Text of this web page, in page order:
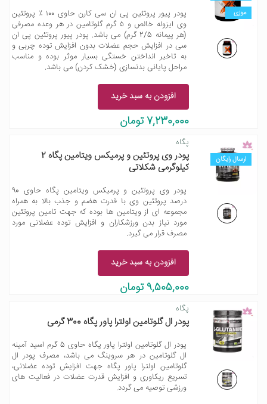
موزی
پودر پیور پروتئین پی ان سی کارن حاوی ١٠٠ ٪ پروتئین
وی ایزوله خالص و ۵ گرم گلوتامین در هر وعده مصرفی
(هر پیمانه 2/5 گرم) می باشد. پودر پیور پروتئین پی ان
سی در افزایش حجم عضلات بدون افزایش توده چربی و
به تاخیر انداختن خستگی بسیار موثر بوده و مناسب
مراحل پایانی بدنسازی (خشک کردن) می باشد.
افزودن به سبد خرید
7,230,000 تومان
ارسال رایگان
پگاه
پودر وی پروتئین و پرمیکس ویتامین پگاه 2
کیلوگرمی شکلاتی
پودر وی پروتئین و پرمیکس ویتامین پگاه حاوی 90
درصد پروتئین وی با قدرت هضم و جذب بالا به همراه
مجموعه ای از ویتامین ها بوده که جهت تامین پروتئین
مورد نیاز بدن ورزشکاران و افزایش توده عضلانی مورد
مصرف قرار می گیرد.
افزودن به سبد خرید
9,505,000 تومان
پگاه
پودر ال گلوتامین اولترا پاور پگاه 300 گرمی
پودر ال گلوتامین اولترا پاور پگاه حاوی 5 گرم اسید آمینه
ال گلوتامین در هر سروینگ می باشد، مصرف پودر ال
گلوتامین اولترا پاور پگاه جهت افزایش توده عضلانی،
تسریع ریکاوری و افزایش قدرت عضلات در فعالیت های
ورزشی توصیه می گردد.